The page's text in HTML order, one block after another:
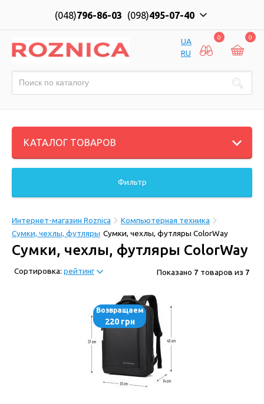
(048)796-86-03 (098)495-07-40
UA
RU
0 0
КАТАЛОГ ТОВАРОВ
Фильтр
Интернет-магазин Roznica
Компьютерная техника
Сумки, чехлы, футляры Сумки, чехлы, футляры ColorWay
Сумки, чехлы, футляры ColorWay
Сортировка: рейтинг Показано 7 товаров из 7
Возвращаем
220 грн